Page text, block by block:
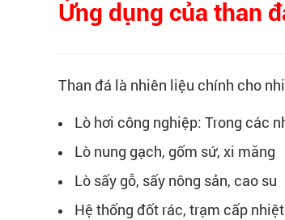
Ứng dụng của than
Than đá là nhiên liệu chính cho
Lò hơi công nghiệp: Trong các
Lò nung gạch, gốm sứ, xi măng
Lò sấy gỗ, sấy nông sản, cao su
Hệ thống đốt rác, trạm cấp